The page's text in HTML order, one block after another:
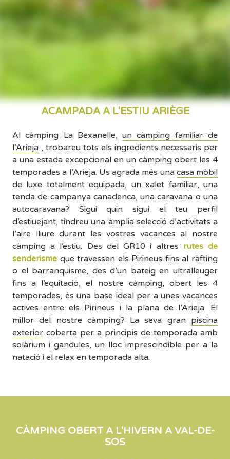
ACAMPADA A L'ESTIU ARIÈGE
Al càmping La Bexanelle,un càmping familiar de
l’Arieja , trobareu tots els ingredients necessaris per
a una estada excepcional en un càmping obert les 4
temporades a l’Arieja. Us agrada més una casa mòbil
de luxe totalment equipada, un xalet familiar, una
tenda de campanya canadenca, una caravana o una
autocaravana? Sigui quin sigui el teu perfil
d’estiuejant, tindreu una àmplia selecció d’activitats a
l’aire lliure durant les vostres vacances al nostre
càmping a l’estiu. Des del GR10 i altres rutes de
senderisme que travessen els Pirineus fins al ràfting
o el barranquisme, des d’un bateig en ultralleuger
fins a l’equitació, el nostre càmping, obert les 4
temporades, és una base ideal per a unes vacances
actives entre els Pirineus i la plana de l’Arieja. El
millor del nostre càmping? La seva gran piscina
exterior coberta per a principis de temporada amb
solàrium i gandules, un lloc imprescindible per a la
natació i el relax en temporada alta.
CÀMPING OBERT A L'HIVERN A VAL-DE-
SOS